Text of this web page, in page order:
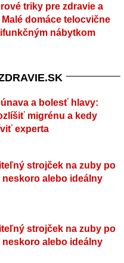
triky pre zdravie a
domáce telocvične
nábytkom
a bolesť hlavy:
migrénu a kedy
experta
strojček na zuby po
neskoro alebo ideálny
strojček na zuby po
neskoro alebo ideálny